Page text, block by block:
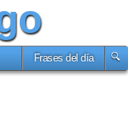
Frases del día